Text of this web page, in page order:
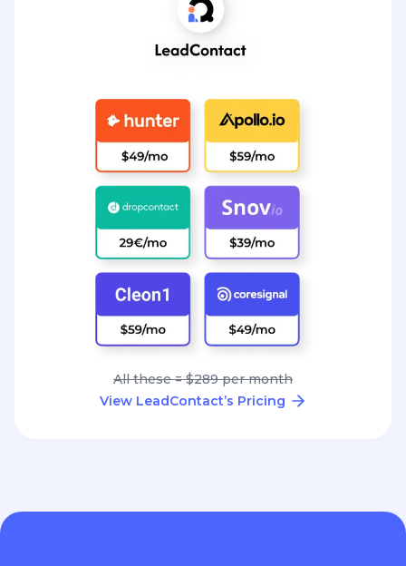
All these = $289 per month
View LeadContact’s Pricing